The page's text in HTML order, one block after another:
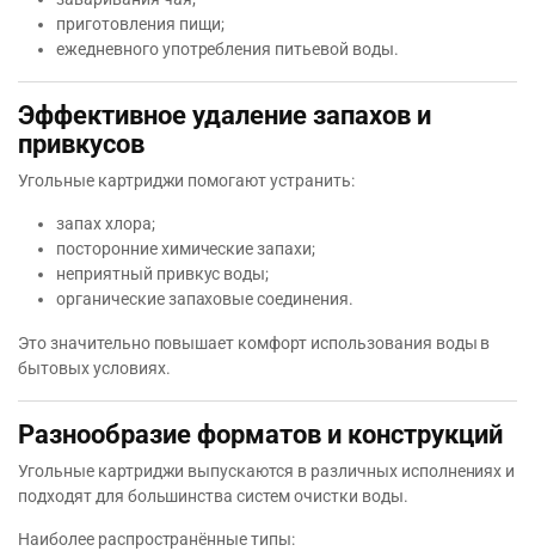
приготовления пищи;
ежедневного употребления питьевой воды.
Эффективное удаление запахов и
привкусов
Угольные картриджи помогают устранить:
запах хлора;
посторонние химические запахи;
неприятный привкус воды;
органические запаховые соединения.
Это значительно повышает комфорт использования воды в
бытовых условиях.
Разнообразие форматов и конструкций
Угольные картриджи выпускаются в различных исполнениях и
подходят для большинства систем очистки воды.
Наиболее распространённые типы: